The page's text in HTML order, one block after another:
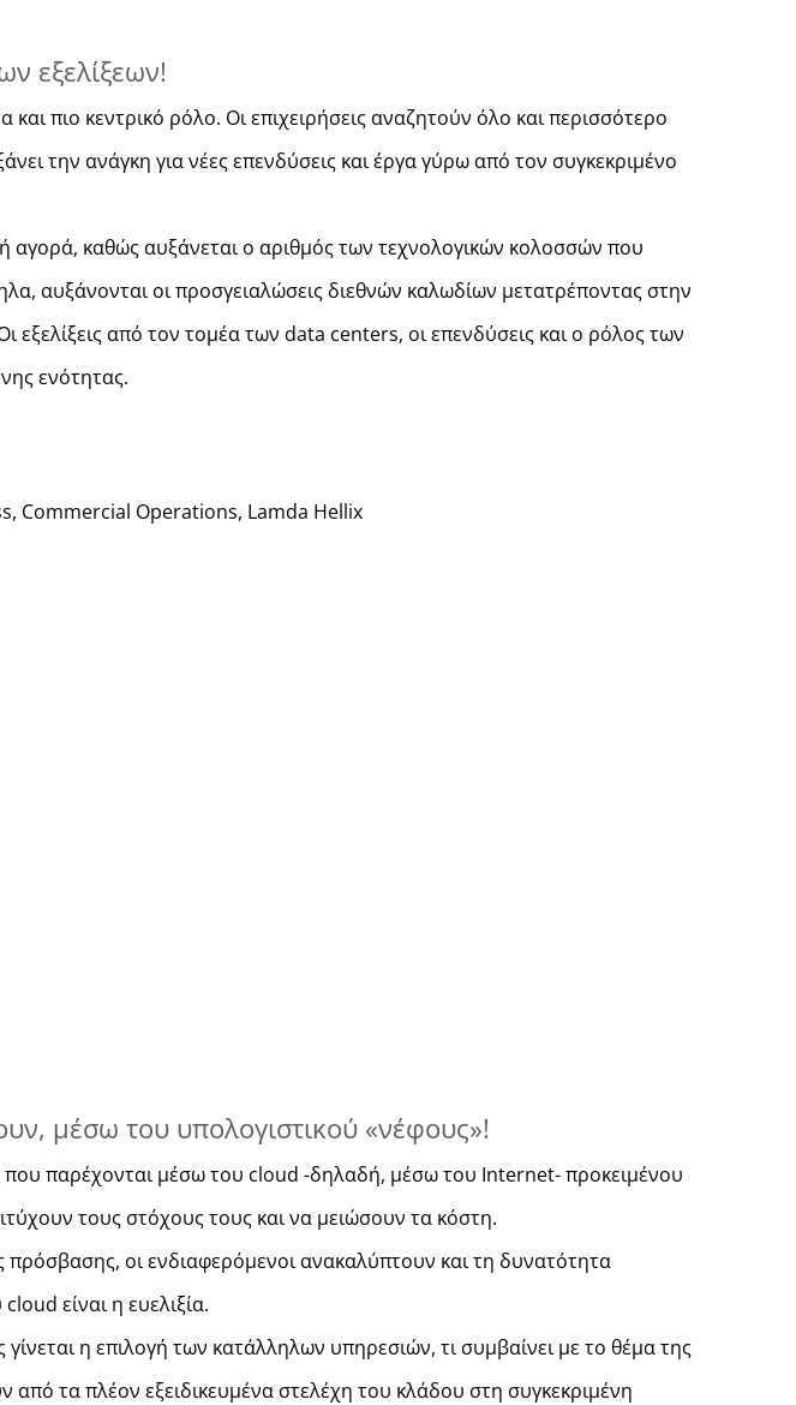
εξελίξεων!
πιο κεντρικό ρόλο. Οι επιχειρήσεις αναζητούν όλο και περισσότερο
την ανάγκη για νέες επενδύσεις και έργα γύρω από τον συγκεκριμένο
αγορά, καθώς αυξάνεται ο αριθμός των τεχνολογικών κολοσσών που
αυξάνονται οι προσγειαλώσεις διεθνών καλωδίων μετατρέποντας στην
από τον τομέα των data centers, οι επενδύσεις και ο ρόλος των
ενότητας.
Commercial Operations, Lamda Hellix
μέσω του υπολογιστικού «νέφους»!
που παρέχονται μέσω του cloud -δηλαδή, μέσω του Ιnternet- προκειμένου
τους στόχους τους και να μειώσουν τα κόστη.
πρόσβασης, οι ενδιαφερόμενοι ανακαλύπτουν και τη δυνατότητα
είναι η ευελιξία.
η επιλογή των κατάλληλων υπηρεσιών, τι συμβαίνει με το θέμα της
από τα πλέον εξειδικευμένα στελέχη του κλάδου στη συγκεκριμένη